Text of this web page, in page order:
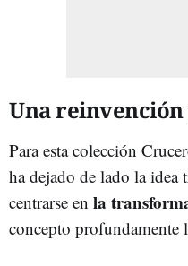
Una
Para esta colección
ha dejado de lado la idea
centrarse en la
concepto profundamente